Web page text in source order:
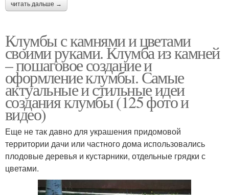
читать дальше →
Клумбы с камнями и цветами
своими руками. Клумба из камней
– пошаговое создание и
оформление клумбы. Самые
актуальные и стильные идеи
создания клумбы (125 фото и
видео)
Еще не так давно для украшения придомовой
территории дачи или частного дома использовались
плодовые деревья и кустарники, отдельные грядки с
цветами.